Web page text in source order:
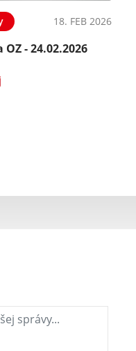
18. FEB 2026
OZ - 24.02.2026